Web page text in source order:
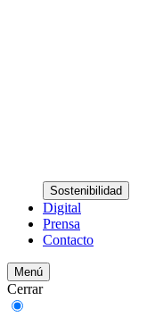
Sostenibilidad
Digital
Prensa
Contacto
Menú
Cerrar